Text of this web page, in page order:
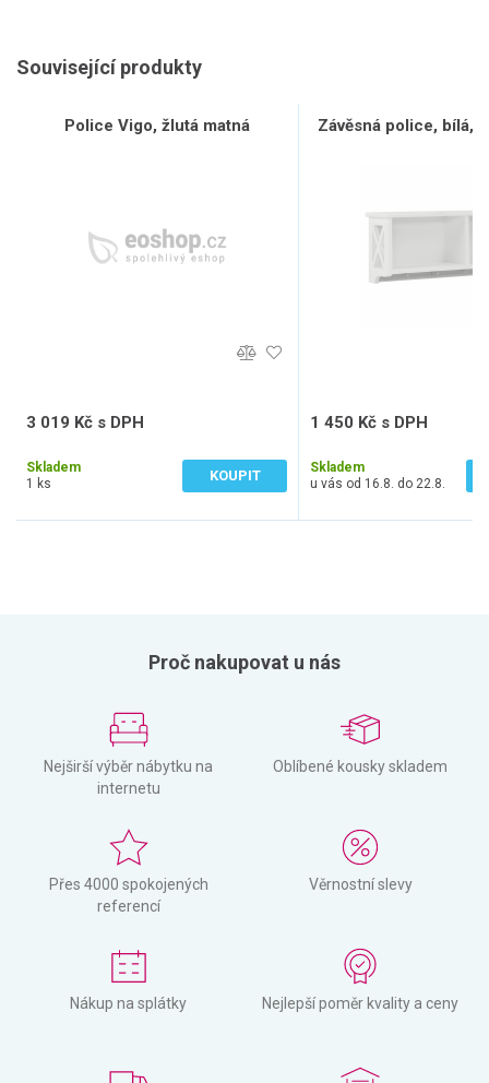
Související produkty
Police Vigo, žlutá matná
3 019 Kč s DPH
Skladem
1 ks
KOUPIT
Závěsná police, bílá,
1 450 Kč s DPH
Skladem
u vás od 16.8. do 22.8.
Proč nakupovat u nás
Nejširší výběr nábytku na
internetu
Oblíbené kousky skladem
Přes 4000 spokojených
referencí
Věrnostní slevy
Nákup na splátky Nejlepší poměr kvality a ceny